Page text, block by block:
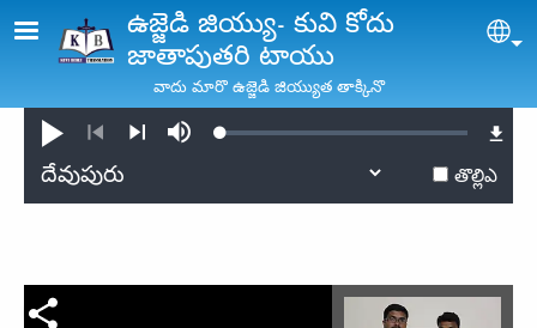
Skip to main contentఉజ్జెడి జియ్యు- కువి కోదు
జాతాపుతరి టాయు
వాదు మారొ ఉజ్జెడి జియ్యుత తాక్కినొ
ప్లే
తొల్లి
MuteLoaded:
తొల్లిఎ